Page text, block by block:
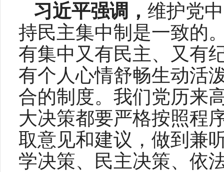
习近平强调， 维护党
持民主集中制是一致的
有集中又有民主、又有
有个人心情舒畅生动活
合的制度。我们党历来
大决策都要严格按照程
取意见和建议，做到兼
学决策、民主决策、依